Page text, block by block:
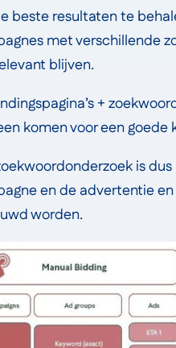
beste resultaten te
met verschillende
blijven.
+
komen voor een goede
is
en de advertentie
worden.